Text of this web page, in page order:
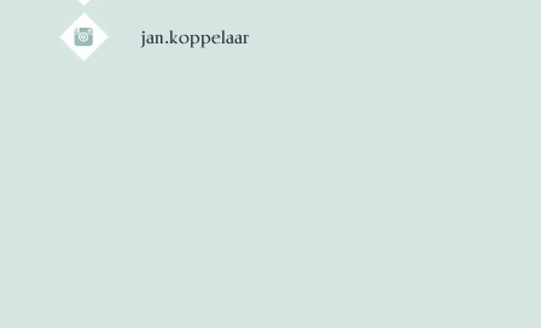
jan.koppelaar